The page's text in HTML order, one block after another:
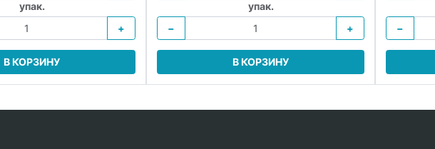
упак.
+
В КОРЗИНУ
упак.
−
+
В КОРЗИНУ
−